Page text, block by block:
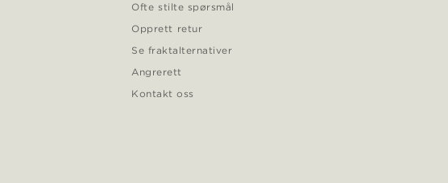
Ofte stilte spørsmål
Opprett retur
Se fraktalternativer
Angrerett
Kontakt oss